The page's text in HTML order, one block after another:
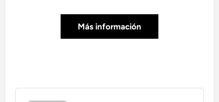
Más información